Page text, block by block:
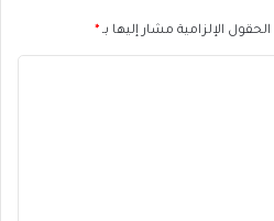
الحقول الإلزامية مشار إليها بـ *